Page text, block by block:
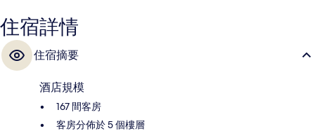
住宿詳情
住宿摘要
酒店規模
167 間客房
客房分佈於 5 個樓層